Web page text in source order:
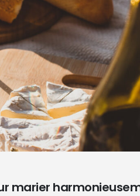
marier